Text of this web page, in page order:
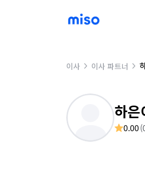
이사 이사 파트너
하은
0.00(